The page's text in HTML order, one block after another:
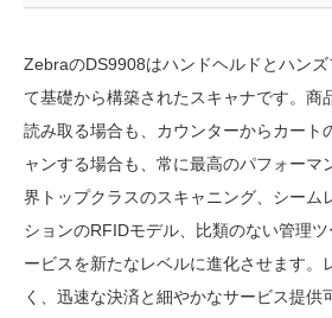
ZebraのDS9908はハンドヘルドとハン
て基礎から構築されたスキャナです。商
読み取る場合も、カウンターからカート
ャンする場合も、常に最高のパフォーマ
界トップクラスのスキャニング、シーム
ションのRFIDモデル、比類のない管理
ービスを新たなレベルに進化させます。
く、迅速な決済と細やかなサービス提供